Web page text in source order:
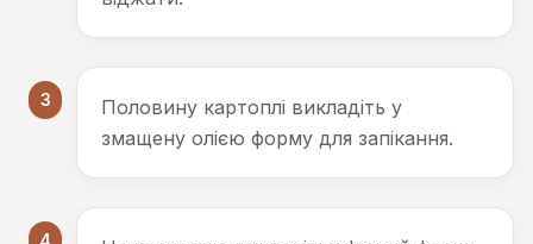
3
Половину картоплі викладіть у
змащену олією форму для запікання.
4